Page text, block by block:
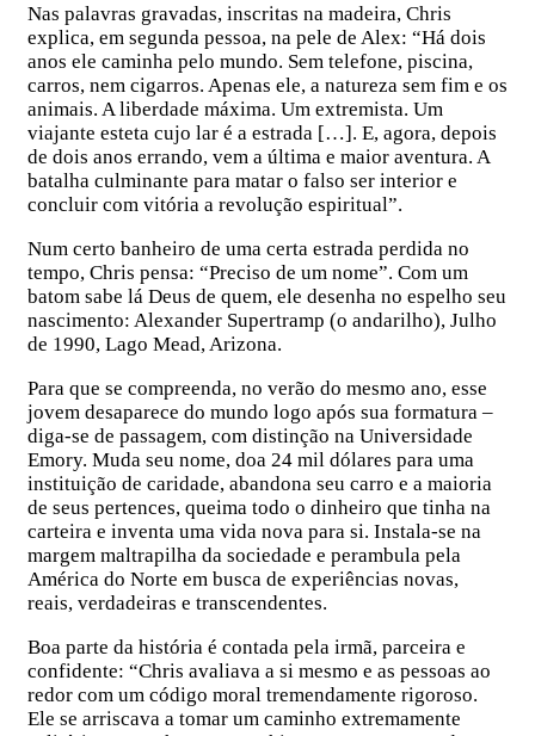
Nas palavras gravadas, inscritas na madeira, Chris
explica, em segunda pessoa, na pele de Alex: “Há dois
anos ele caminha pelo mundo. Sem telefone, piscina,
carros, nem cigarros. Apenas ele, a natureza sem fim e os
animais. A liberdade máxima. Um extremista. Um
viajante esteta cujo lar é a estrada […]. E, agora, depois
de dois anos errando, vem a última e maior aventura. A
batalha culminante para matar o falso ser interior e
concluir com vitória a revolução espiritual”.
Num certo banheiro de uma certa estrada perdida no
tempo, Chris pensa: “Preciso de um nome”. Com um
batom sabe lá Deus de quem, ele desenha no espelho seu
nascimento: Alexander Supertramp (o andarilho), Julho
de 1990, Lago Mead, Arizona.
Para que se compreenda, no verão do mesmo ano, esse
jovem desaparece do mundo logo após sua formatura –
diga-se de passagem, com distinção na Universidade
Emory. Muda seu nome, doa 24 mil dólares para uma
instituição de caridade, abandona seu carro e a maioria
de seus pertences, queima todo o dinheiro que tinha na
carteira e inventa uma vida nova para si. Instala-se na
margem maltrapilha da sociedade e perambula pela
América do Norte em busca de experiências novas,
reais, verdadeiras e transcendentes.
Boa parte da história é contada pela irmã, parceira e
confidente: “Chris avaliava a si mesmo e as pessoas ao
redor com um código moral tremendamente rigoroso.
Ele se arriscava a tomar um caminho extremamente